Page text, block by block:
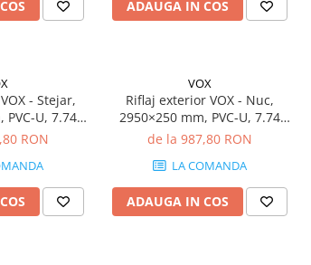
ADAUGA IN COS
- Stejar,
PVC-U, 7.74
bucăți)
RON
VOX
Riflaj exterior VOX - Nuc,
2950×250 mm, PVC-U, 7.74
mp/cutie (10 bucăți)
de la 987,80 RON
LA COMANDA
ADAUGA IN COS